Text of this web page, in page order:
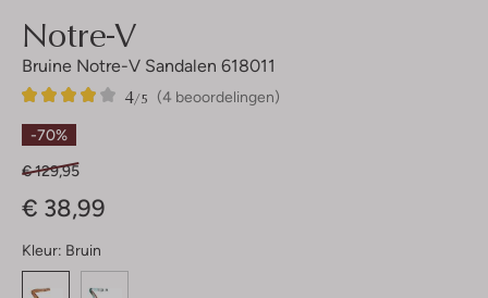
Notre-V
Bruine Notre-V Sandalen 618011
(4 beoordelingen)
4/5
4
4
Sterren
-70%
€ 129,95
€ 38,99
Kleur: Bruin